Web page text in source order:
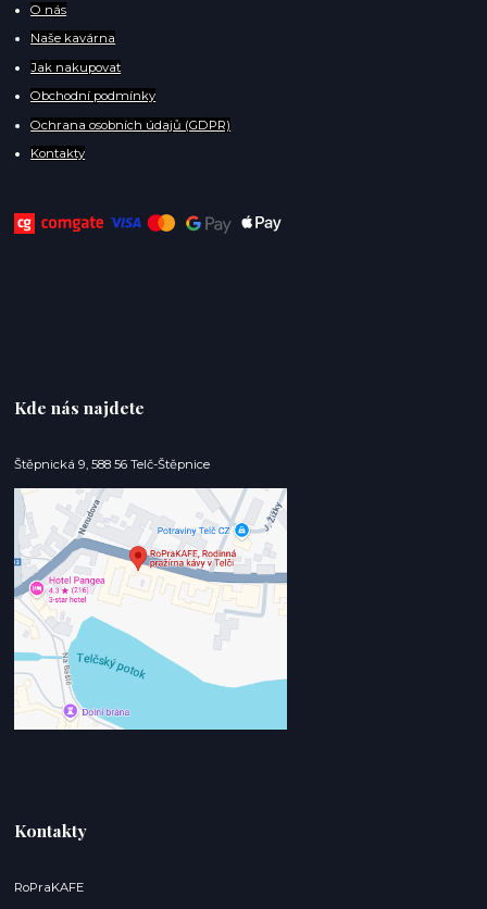
O nás
Naše kavárna
Jak nakupovat
Obchodní podmínky
Ochrana osobních údajů (GDPR)
Kontakty
Kde nás najdete
Štěpnická 9, 588 56 Telč-Štěpnice
Kontakty
RoPraKAFE